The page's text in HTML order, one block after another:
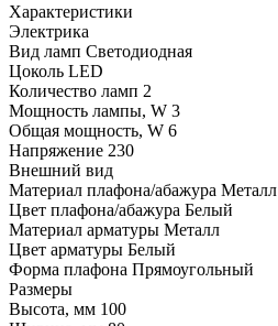
Характеристики
Электрика
Вид ламп Светодиодная
Цоколь LED
Количество ламп 2
Мощность лампы, W 3
Общая мощность, W 6
Напряжение 230
Внешний вид
Материал плафона/абажура Металл
Цвет плафона/абажура Белый
Материал арматуры Металл
Цвет арматуры Белый
Форма плафона Прямоугольный
Размеры
Высота, мм 100